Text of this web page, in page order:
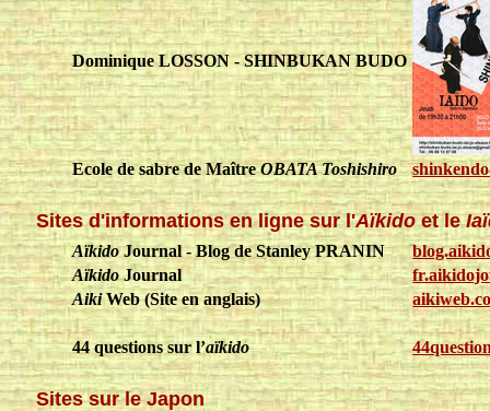
Dominique LOSSON - SHINBUKAN BUDO
Ecole de sabre de MaîtreOBATA Toshishiro
Sites d'informations en ligne sur l'Aïkidoet le
AïkidoJournal - Blog de Stanley PRANIN
AïkidoJournal
AikiWeb (Site en anglais)
44 questions sur l’aïkido
Sites sur le Japon